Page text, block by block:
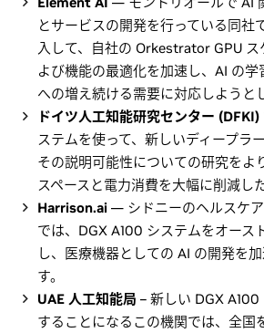
とサービスの開発を行っている同社
入して、自社の Orkestrator GPU ス
よび機能の最適化を加速し、AI の
への増え続ける需要に対応しようと
ドイツ人工知能研究センター (DFKI)
ステムを使って、新しいディープラ
その説明可能性についての研究をよ
スペースと電力消費を大幅に削減し
Harrison.ai — シドニーのヘルスケ
では、DGX A100 システムをオース
し、医療機器としての AI の開発を
す。
UAE 人工知能局 – 新しい DGX
することになるこの機関では、全国